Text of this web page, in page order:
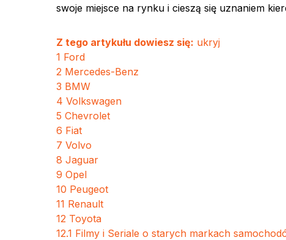
swoje miejsce na rynku i cieszą się uznaniem
Z tego artykułu dowiesz się: ukryj
1 Ford
2 Mercedes-Benz
3 BMW
4 Volkswagen
5 Chevrolet
6 Fiat
7 Volvo
8 Jaguar
9 Opel
10 Peugeot
11 Renault
12 Toyota
12.1 Filmy i Seriale o starych markach